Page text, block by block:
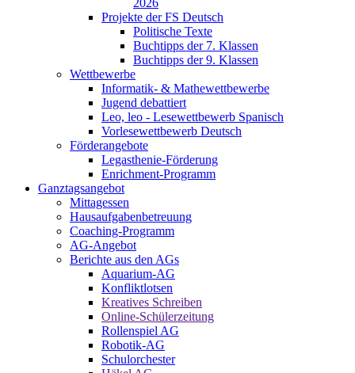
Projekte der FS Deutsch
Politische Texte
Buchtipps der 7. Klassen
Buchtipps der 9. Klassen
Wettbewerbe
Informatik- & Mathewettbewerbe
Jugend debattiert
Leo, leo - Lesewettbewerb Spanisch
Vorlesewettbewerb Deutsch
Förderangebote
Legasthenie-Förderung
Enrichment-Programm
Ganztagsangebot
Mittagessen
Hausaufgabenbetreuung
Coaching-Programm
AG-Angebot
Berichte aus den AGs
Aquarium-AG
Konfliktlotsen
Kreatives Schreiben
Online-Schülerzeitung
Rollenspiel AG
Robotik-AG
Schulorchester